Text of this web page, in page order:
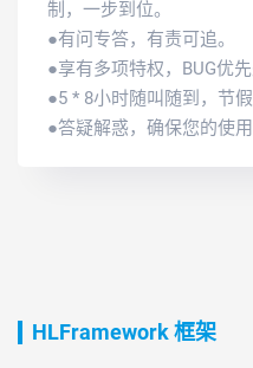
制，一步到位。
●有问专答，有责可追。
●享有多项特权，BUG优先
●5 * 8小时随叫随到，节假
●答疑解惑，确保您的使用
HLFramework 框架